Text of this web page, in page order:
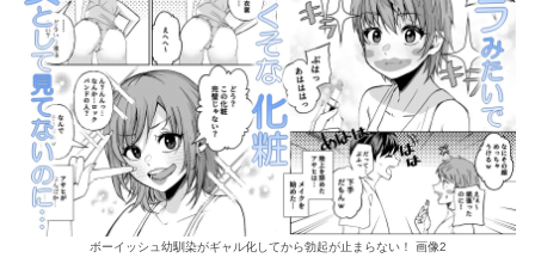
ボーイッシュ幼馴染がギャル化してから勃起が止まらない！ 画像2